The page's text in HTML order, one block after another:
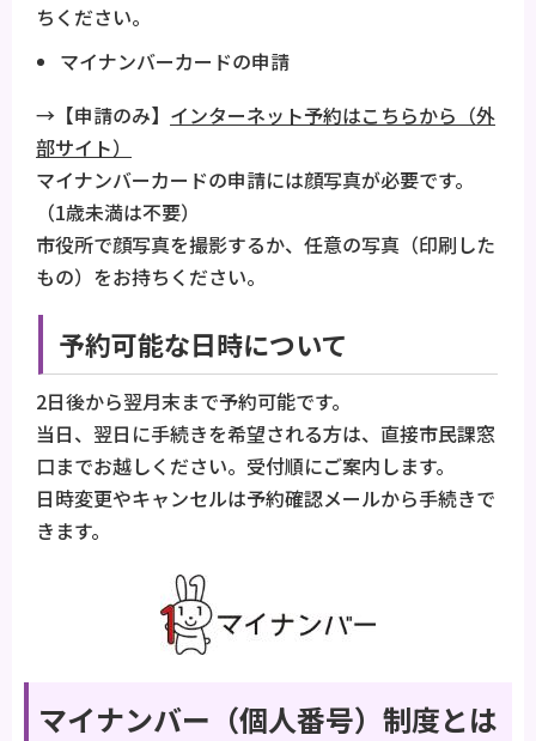
ちください。
マイナンバーカードの申請
→【申請のみ】 インターネット予約はこちらから（外
部サイト）
マイナンバーカードの申請には顔写真が必要です。
（1歳未満は不要）
市役所で顔写真を撮影するか、任意の写真（印刷した
もの）をお持ちください。
予約可能な日時について
2日後から翌月末まで予約可能です。
当日、翌日に手続きを希望される方は、直接市民課窓
口までお越しください。受付順にご案内します。
日時変更やキャンセルは予約確認メールから手続きで
きます。
マイナンバー（個人番号）制度とは